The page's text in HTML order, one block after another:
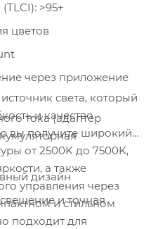
>95+
цветов
через приложение
тока (адаптер
дизайн
и точная
света, который
и качество
вы получите широкий
от 2500K до 7500K,
а также
управления через
и стильном
подходит для